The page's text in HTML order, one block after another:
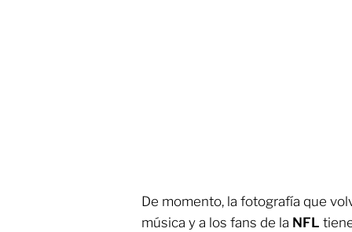
De momento, la fotografía que
música y a los fans de la NFL